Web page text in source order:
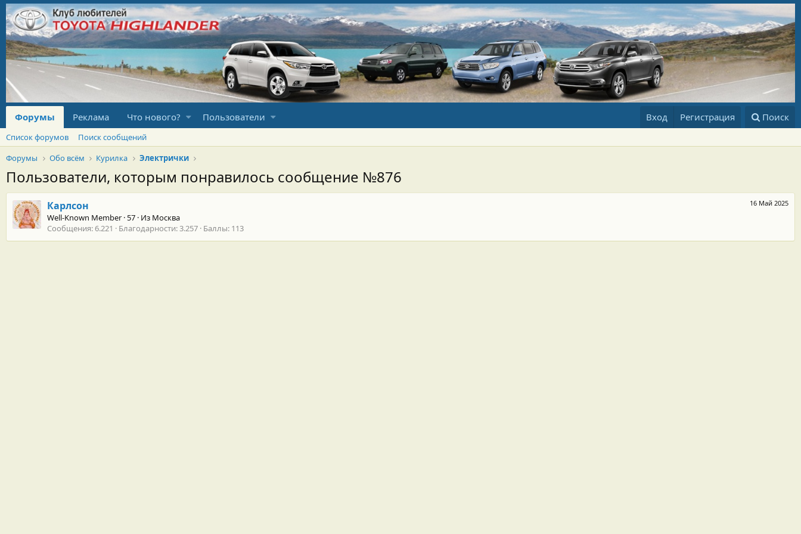
Форумы Реклама Что нового? Пользователи Вход Регистрация Поиск
Список форумов
Поиск сообщений
Форумы
Обо всём Курилка Электрички
Пользователи, которым понравилось сообщение №876
16 Май 2025
Карлсон
Well-Known Member ·57 · Из Москва
Сообщения 6.221 Благодарности 3.257 Баллы 113